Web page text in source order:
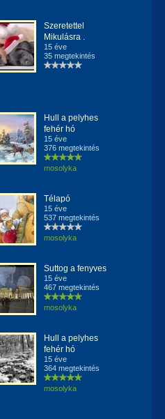
Szeretettel
Mikulásra .
15 éve
35 megtekintés
Hull a pelyhes
fehér hó
15 éve
376 megtekintés
mosolyka
Télapó
15 éve
537 megtekintés
mosolyka
Suttog a fenyves
15 éve
467 megtekintés
mosolyka
Hull a pelyhes
fehér hó
15 éve
364 megtekintés
mosolyka